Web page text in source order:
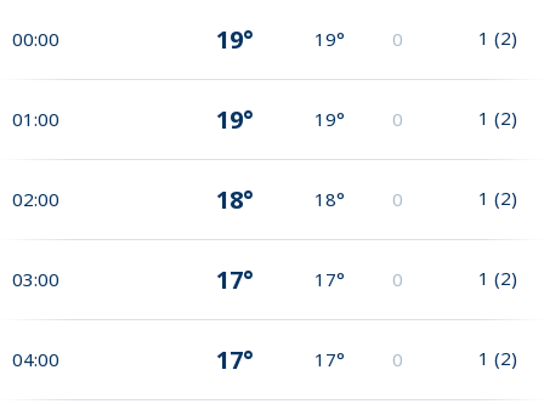
00:00 19° 19° 0 1 (2)
01:00 19° 19° 0 1 (2)
02:00 18° 18° 0 1 (2)
03:00 17° 17° 0 1 (2)
04:00 17° 17° 0 1 (2)